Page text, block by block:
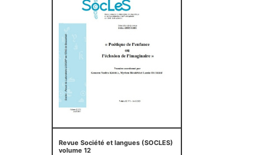
Revue Société et langues (SOCLES)
volume 12